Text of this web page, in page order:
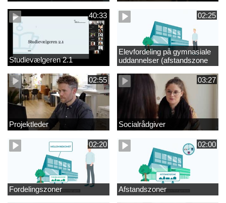
40:33
Studievælgeren 2.1
02:25
Elevfordeling på gymnasiale
uddannelser (afstandszone
redigeret)
02:55
Projektleder
03:27
Socialrådgiver
02:20
Fordelingszoner
02:00
Afstandszoner